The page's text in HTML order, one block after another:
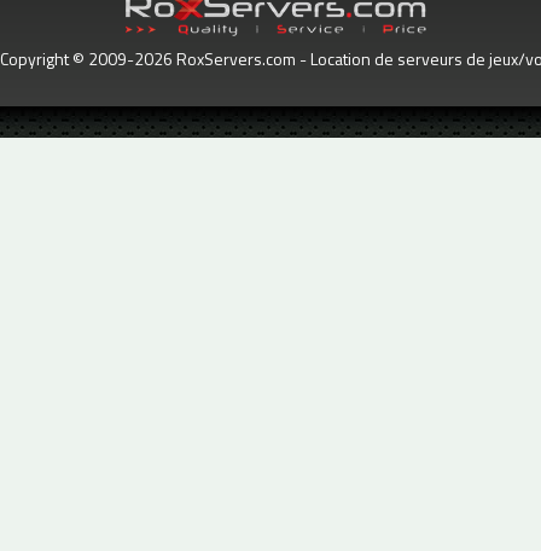
Copyright © 2009-2026 RoxServers.com - Location de serveurs de jeux/